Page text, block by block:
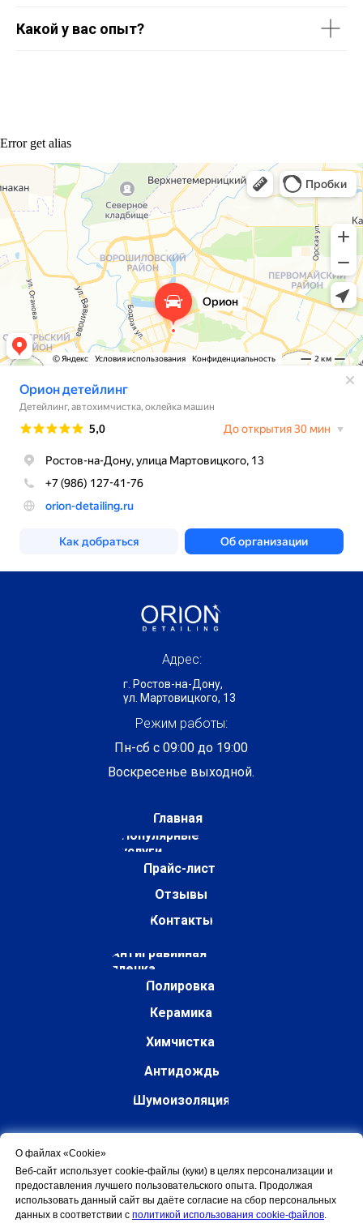
Какой у вас опыт?
Error get alias
Адрес:
Режим работы:
Пн-сб с 09:00 до 19:00
Воскресенье выходной.
г. Ростов-на-Дону,
ул. Мартовицкого, 13
Главная
Популярные
услуги
Прайс-лист
Отзывы
Контакты
Антигравийная
пленка
Керамика
Химчистка
Антидождь
Полировка
Шумоизоляция
О файлах «Cookie»
Веб-сайт использует cookie-файлы (куки) в целях персонализации и
предоставления лучшего пользовательского опыта. Продолжая
использовать данный сайт вы даёте согласие на сбор персональных
данных в соответствии с политикой использования cookie-файлов